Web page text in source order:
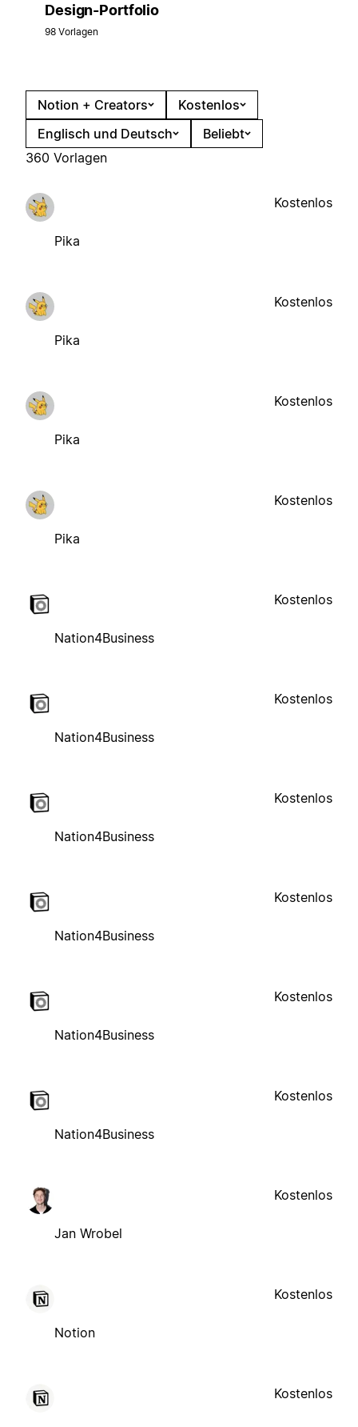
Design-Portfolio
98 Vorlagen
Notion + Creators
Kostenlos
Englisch und Deutsch
Beliebt
360 Vorlagen
Pika
Kostenlos
Pika
Kostenlos
Pika
Kostenlos
Pika
Kostenlos
Nation4Business
Kostenlos
Nation4Business
Kostenlos
Nation4Business
Kostenlos
Nation4Business
Kostenlos
Nation4Business
Kostenlos
Nation4Business
Kostenlos
Jan Wrobel
Kostenlos
Notion
Kostenlos
Kostenlos